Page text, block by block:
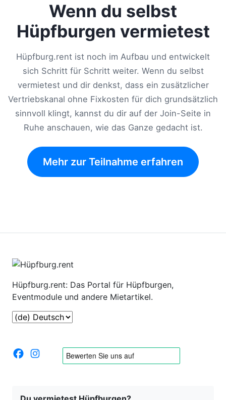
Wenn du selbst
Hüpfburgen vermietest
Hüpfburg.rent ist noch im Aufbau und entwickelt
sich Schritt für Schritt weiter. Wenn du selbst
vermietest und dir denkst, dass ein zusätzlicher
Vertriebskanal ohne Fixkosten für dich grundsätzlich
sinnvoll klingt, kannst du dir auf der Join-Seite in
Ruhe anschauen, wie das Ganze gedacht ist.
Mehr zur Teilnahme erfahren
Hüpfburg.rent: Das Portal für Hüpfburgen,
Eventmodule und andere Mietartikel.